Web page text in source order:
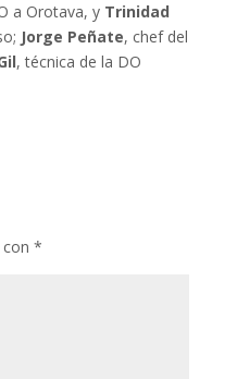
a Orotava, y Trinidad
Jorge Peñate, chef del
, técnica de la DO
con*